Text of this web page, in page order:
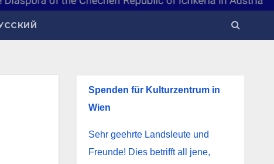
Spenden für Kulturzentrum in
Wien
Sehr geehrte Landsleute und
Freunde! Dies betrifft all jene,